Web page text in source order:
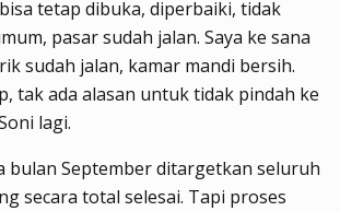
tetap dibuka, diperbaiki, tidak
pasar sudah jalan. Saya ke sana
sudah jalan, kamar mandi bersih.
tak ada alasan untuk tidak pindah ke
lagi.
bulan September ditargetkan seluruh
secara total selesai. Tapi proses